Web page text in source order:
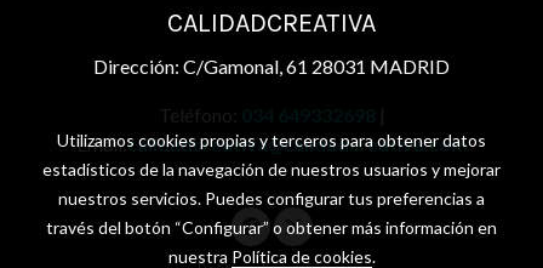
CALIDADCREATIVA
Dirección: C/Gamonal, 61 28031 MADRID
Teléfono:
|
Email:calidadcreativa@calidadcreativa.com
Utilizamos cookies propias y terceros para obtener datos
estadísticos de la navegación de nuestros usuarios y mejorar
nuestros servicios. Puedes configurar tus preferencias a
través del botón “Configurar” o obtener más información en
nuestra Política de cookies.